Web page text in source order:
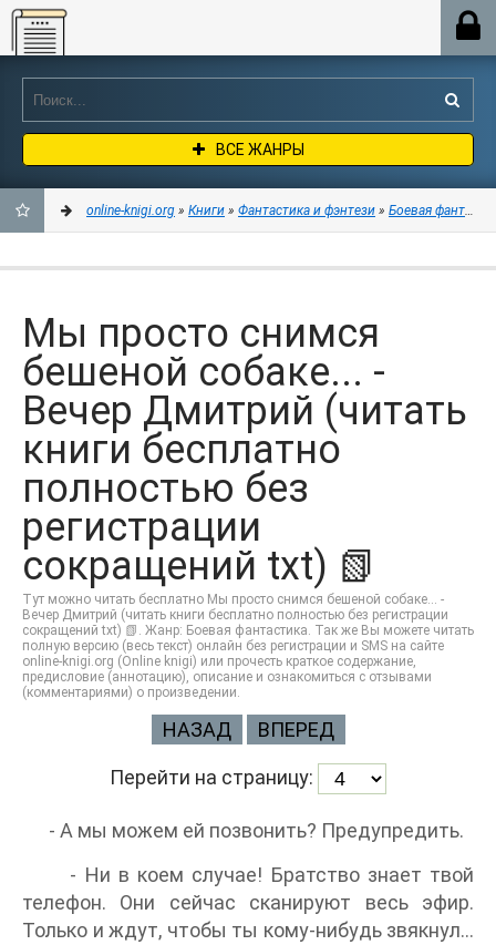
Online-knigi.org
ВСЕ ЖАНРЫ
ЗАКЛАДКИ
online-knigi.org » Книги » Фантастика и фэнтези » Боевая
Мы просто снимся
бешеной собаке... -
Вечер Дмитрий (читать
книги бесплатно
полностью без
регистрации
сокращений txt) 📗
Тут можно читать бесплатно Мы просто снимся бешеной собаке... -
Вечер Дмитрий (читать книги бесплатно полностью без регистрации
сокращений txt) 📗. Жанр: Боевая фантастика. Так же Вы можете читать
полную версию (весь текст) онлайн без регистрации и SMS на сайте
online-knigi.org (Online knigi) или прочесть краткое содержание,
предисловие (аннотацию), описание и ознакомиться с отзывами
(комментариями) о произведении.
НАЗАД ВПЕРЕД
Перейти на страницу:
- А мы можем ей позвонить? Предупредить.
- Ни в коем случае! Братство знает твой
телефон. Они сейчас сканируют весь эфир.
Только и ждут, чтобы ты кому-нибудь звякнул...